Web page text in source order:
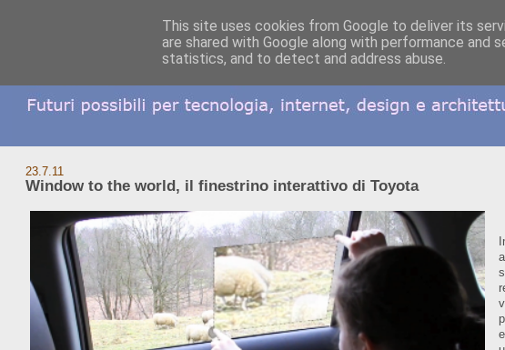
23.7.11
Window to the world, il finestrino interattivo di Toyota
This site uses cookies from Google to deliver its
are shared with Google along with performance
statistics, and to detect and address abuse.